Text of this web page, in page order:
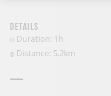
Details
Duration: 1h
Distance: 5.2km